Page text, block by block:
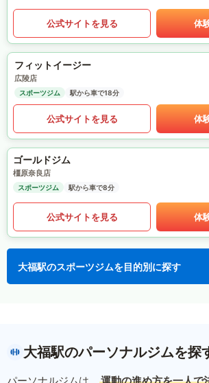
公式サイトを見る 体
フィットイージー
広陵店
スポーツジム 駅から車で18分
公式サイトを見る 体
ゴールドジム
橿原奈良店
スポーツジム 駅から車で8分
公式サイトを見る 体
大福駅のスポーツジムを目的別に探す
大福駅のパーソナルジムを探